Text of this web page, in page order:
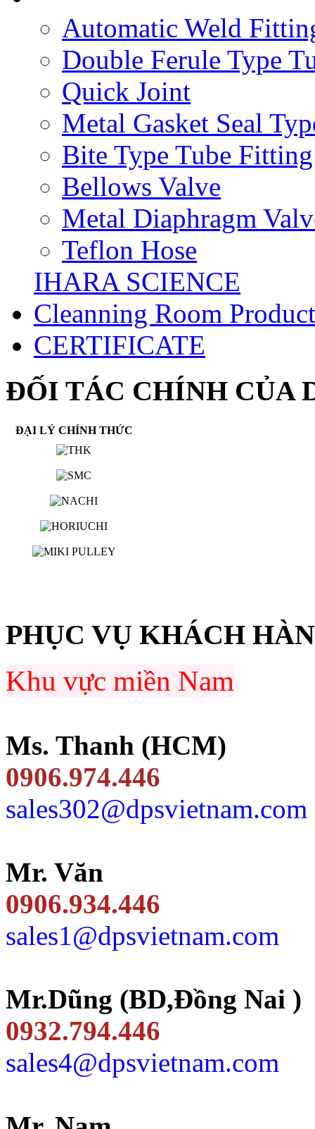
Automatic Weld
Double Ferule Type
Quick Joint
Metal Gasket Seal
Bite Type Tube Fitting
Bellows Valve
Metal Diaphragm
Teflon Hose
IHARA SCIENCE
Cleanning Room
CERTIFICATE
ĐỐI TÁC CHÍNH CỦA
ĐẠI LÝ CHÍNH THỨC
PHỤC VỤ KHÁCH
Khu vực miền Nam
Ms. Thanh (HCM)
0906.974.446
sales302@dpsvietnam.com
Mr. Văn
0906.934.446
sales1@dpsvietnam.com
Mr.Dũng (BD,Đồng Nai )
0932.794.446
sales4@dpsvietnam.com